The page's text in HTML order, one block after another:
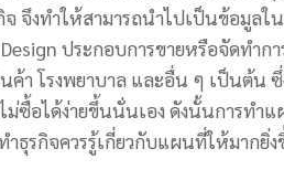
จึงทำให้สามารถนำไปเป็นข้อมูลใ
ประกอบการขายหรือจัดทำ
ค้า โรงพยาบาล และอื่น ๆ เป็นต้
ซื้อได้ง่ายขึ้นนั่นเอง ดังนั้นการทำ
ธุรกิจควรรู้เกี่ยวกับแผนที่ให้มากยิ่ง